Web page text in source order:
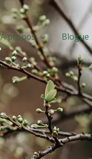
À propos Blogue